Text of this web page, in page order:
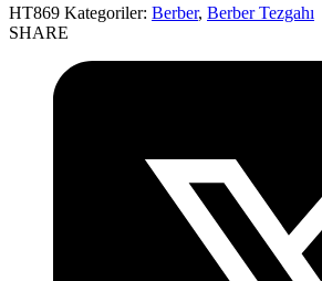
HT869 Kategoriler: Berber, Berber Tezgahı
SHARE